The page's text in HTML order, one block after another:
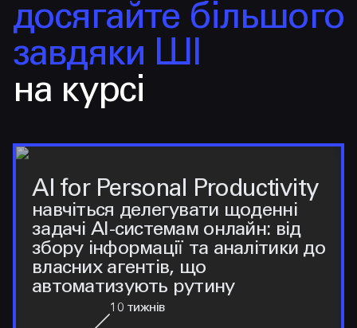
досягайте більшого
завдяки ШІ
на курсі
AI for Personal Productivity
навчіться делегувати щоденні
задачі AI-системам онлайн: від
збору інформації та аналітики до
власних агентів, що
автоматизують рутину
10 тижнів